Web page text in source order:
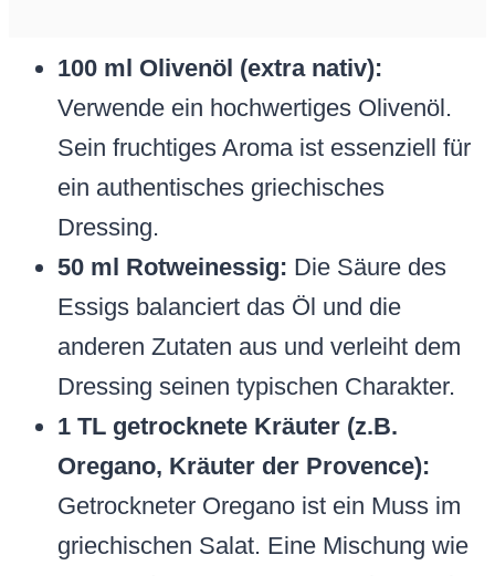
100 ml Olivenöl (extra nativ):
Verwende ein hochwertiges Olivenöl.
Sein fruchtiges Aroma ist essenziell für
ein authentisches griechisches
Dressing.
50 ml Rotweinessig: Die Säure des
Essigs balanciert das Öl und die
anderen Zutaten aus und verleiht dem
Dressing seinen typischen Charakter.
1 TL getrocknete Kräuter (z.B.
Oregano, Kräuter der Provence):
Getrockneter Oregano ist ein Muss im
griechischen Salat. Eine Mischung wie